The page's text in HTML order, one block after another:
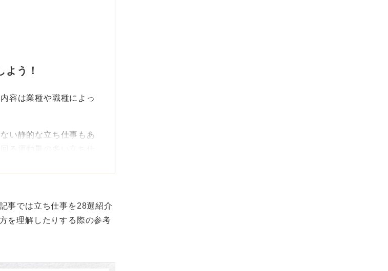
う！
容は業種や職種によっ
い静的な立ち仕事もあ
る運動量の多い立ち仕
どでは定期的な休憩が
対応が優先され、休憩
事では立ち仕事を28選紹介
を理解したりする際の参考